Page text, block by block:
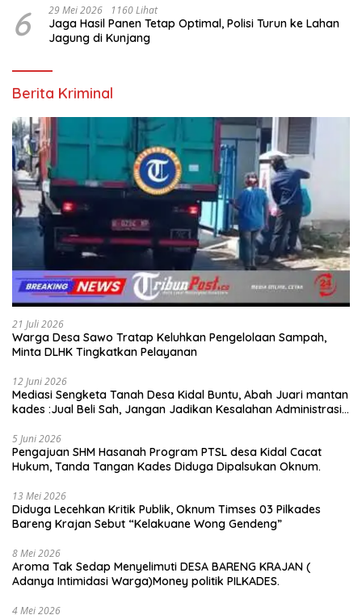
6 29 Mei 2026 1160 Lihat
Jaga Hasil Panen Tetap Optimal, Polisi Turun ke Lahan
Jagung di Kunjang
Berita Kriminal
21 Juli 2026
Warga Desa Sawo Tratap Keluhkan Pengelolaan Sampah,
Minta DLHK Tingkatkan Pelayanan
12 Juni 2026
Mediasi Sengketa Tanah Desa Kidal Buntu, Abah Juari mantan
kades :Jual Beli Sah, Jangan Jadikan Kesalahan Administrasi
5 Juni 2026
Pengajuan SHM Hasanah Program PTSL desa Kidal Cacat
Hukum, Tanda Tangan Kades Diduga Dipalsukan Oknum.
13 Mei 2026
Diduga Lecehkan Kritik Publik, Oknum Timses 03 Pilkades
Bareng Krajan Sebut “Kelakuane Wong Gendeng”
8 Mei 2026
Aroma Tak Sedap Menyelimuti DESA BARENG KRAJAN (
Adanya Intimidasi Warga)Money politik PILKADES.
4 Mei 2026